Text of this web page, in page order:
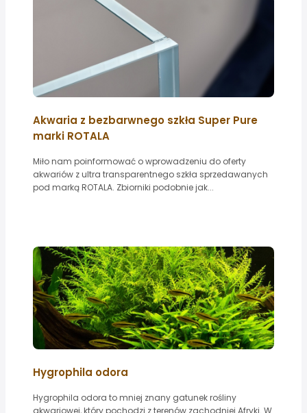
Akwaria z bezbarwnego szkła Super Pure
marki ROTALA
Miło nam poinformować o wprowadzeniu do oferty
akwariów z ultra transparentnego szkła sprzedawanych
pod marką ROTALA. Zbiorniki podobnie jak...
Hygrophila odora
Hygrophila odora to mniej znany gatunek rośliny
akwariowej, który pochodzi z terenów zachodniej Afryki. W